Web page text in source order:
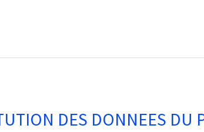
DES DONNEES DU